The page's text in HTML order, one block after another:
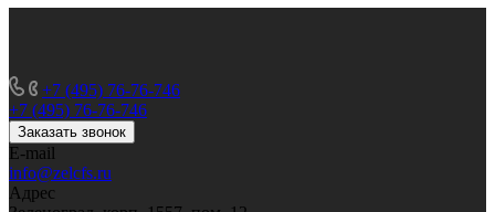
+7 (495) 76-76-746
+7 (495) 76-76-746
Заказать звонок
E-mail
info@zelcfs.ru
Адрес